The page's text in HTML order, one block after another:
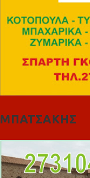
ΜΠΑΤΣΑΚΗΣ